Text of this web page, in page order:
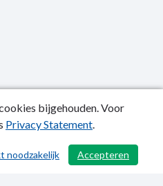
/ 691
bijgehouden. Voor
Privacy Statement.
Accepteren
noodzakelijk